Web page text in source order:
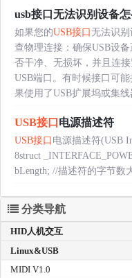
usb接口无法识别设备
如果您的USB接口 无法识
查物理连接：确保USB设备
否干净、无损坏，并且连
USB端口。有时候接口可
果使用了USB扩展坞或集
USB接口 电源描述符
USB接口 电源描述符(USB
8struct
bLength; //描述符的字节数
分类导航
HID人机交互
Linux&USB
MIDI V1.0